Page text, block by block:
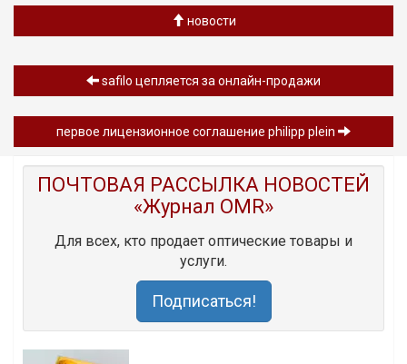
новости
safilo цепляется за онлайн-продажи
первое лицензионное соглашение philipp plein
ПОЧТОВАЯ РАССЫЛКА НОВОСТЕЙ
«Журнал OMR»
Для всех, кто продает оптические товары и
услуги.
Подписаться!